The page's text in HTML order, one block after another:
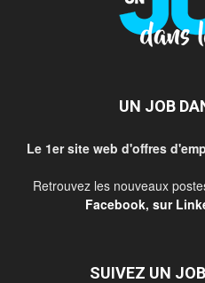
UN JOB
Le 1er site web d'offres
Retrouvez les nouveaux
Facebook, sur
SUIVEZ UN